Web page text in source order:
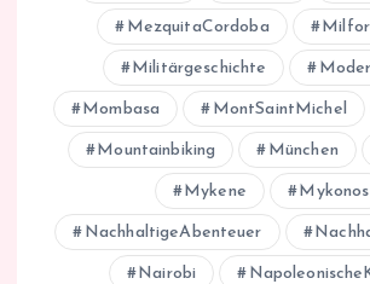
MezquitaCordoba
Militärgeschichte
Mombasa MontSaintMichel
Mountainbiking München
Mykene Mykonos
NachhaltigeAbenteuer
Nairobi